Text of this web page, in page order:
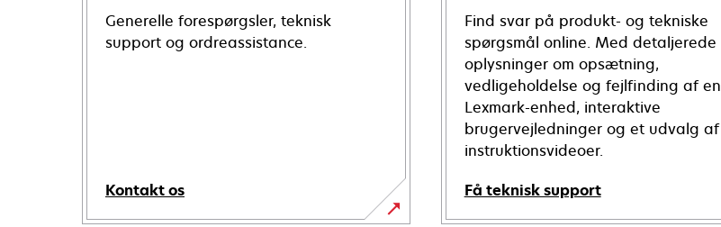
Generelle forespørgsler, teknisk
support og ordreassistance.
Kontakt os
Find svar på produkt- og tekniske
spørgsmål online. Med detaljerede
oplysninger om opsætning,
vedligeholdelse og fejlfinding af en
Lexmark-enhed, interaktive
brugervejledninger og et udvalg af
instruktionsvideoer.
Få teknisk support